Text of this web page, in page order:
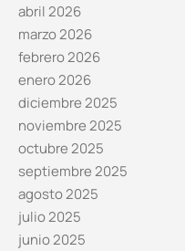
abril 2026
marzo 2026
febrero 2026
enero 2026
diciembre 2025
noviembre 2025
octubre 2025
septiembre 2025
agosto 2025
julio 2025
junio 2025